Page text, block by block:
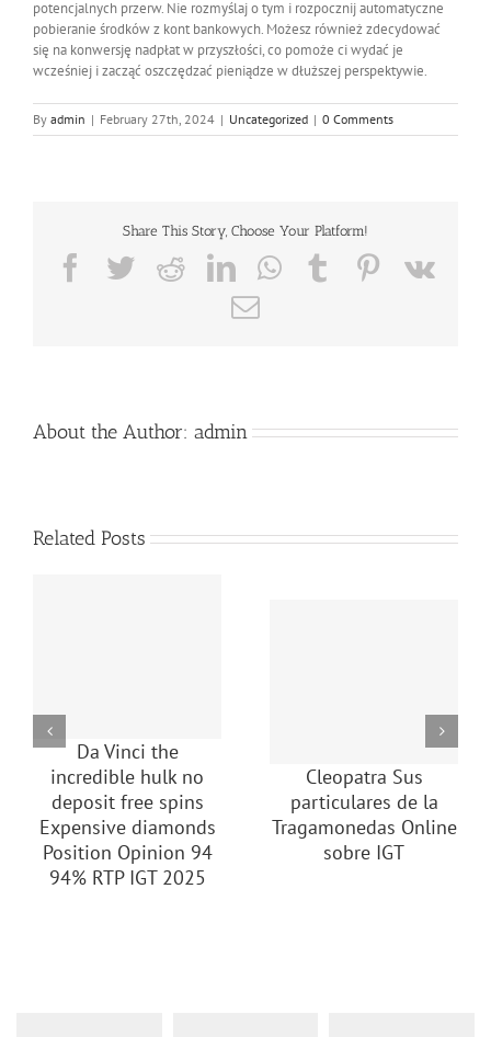
potencjalnych przerw. Nie rozmyślaj o tym i rozpocznij automatyczne
pobieranie środków z kont bankowych. Możesz również zdecydować
się na konwersję nadpłat w przyszłości, co pomoże ci wydać je
wcześniej i zacząć oszczędzać pieniądze w dłuższej perspektywie.
By admin | February 27th, 2024 | Uncategorized | 0 Comments
Share This Story, Choose Your Platform!
Facebook
TwitterRedditLinkedInWhatsApp
TumblrPinterest
Vk
Email
About the Author: admin
Related Posts
Da Vinci the
incredible hulk no
deposit free spins
Expensive diamonds
Position Opinion 94
94% RTP IGT 2025
Cleopatra Sus
particulares de la
Tragamonedas Online
sobre IGT